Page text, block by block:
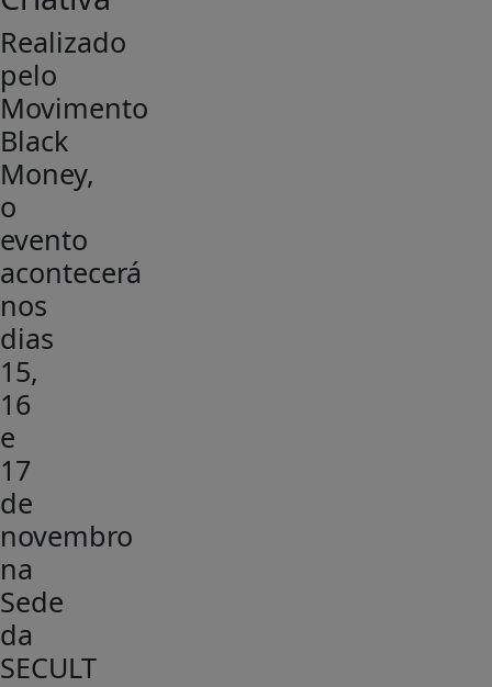
Realizado
pelo
Movimento
Black
Money,
o
evento
acontecerá
nos
dias
15,
16
e
17
de
novembro
na
Sede
da
SECULT